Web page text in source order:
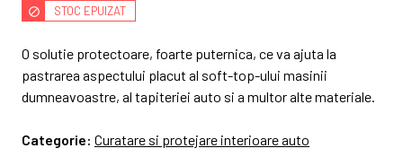
STOC EPUIZAT
O solutie protectoare, foarte puternica, ce va ajuta la
pastrarea aspectului placut al soft-top-ului masinii
dumneavoastre, al tapiteriei auto si a multor alte materiale.
Categorie: Curatare si protejare interioare auto